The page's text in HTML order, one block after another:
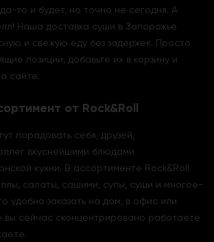
то и будет, но точно не сегодня. А
Наша доставка суши в Запорожье
и свежую еду без задержек. Просто
позиции, добавьте их в корзину и
сайте.
от Rock&Roll
порадовать себя, друзей,
вкуснейшими блюдами
кухни. В ассортименте Rock&Roll
салаты, сашими, супы, суши и многое-
удобно заказать на дом, в офис или
вы сейчас сконцентрировано работаете